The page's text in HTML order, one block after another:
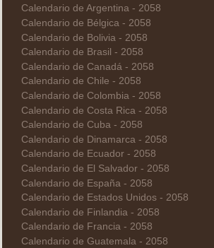
Calendario de Argentina - 2058
Calendario de Bélgica - 2058
Calendario de Bolivia - 2058
Calendario de Brasil - 2058
Calendario de Canadá - 2058
Calendario de Chile - 2058
Calendario de Colombia - 2058
Calendario de Costa Rica - 2058
Calendario de Cuba - 2058
Calendario de Dinamarca - 2058
Calendario de Ecuador - 2058
Calendario de El Salvador - 2058
Calendario de España - 2058
Calendario de Estados Unidos - 2058
Calendario de Finlandia - 2058
Calendario de Francia - 2058
Calendario de Guatemala - 2058